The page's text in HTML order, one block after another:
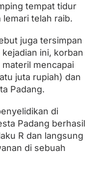
tempat tidur
lemari telah raib.
juga tersimpan
ini, korban
mencapai
juta rupiah) dan
Padang.
di
Padang berhasil
R dan langsung
di sebuah